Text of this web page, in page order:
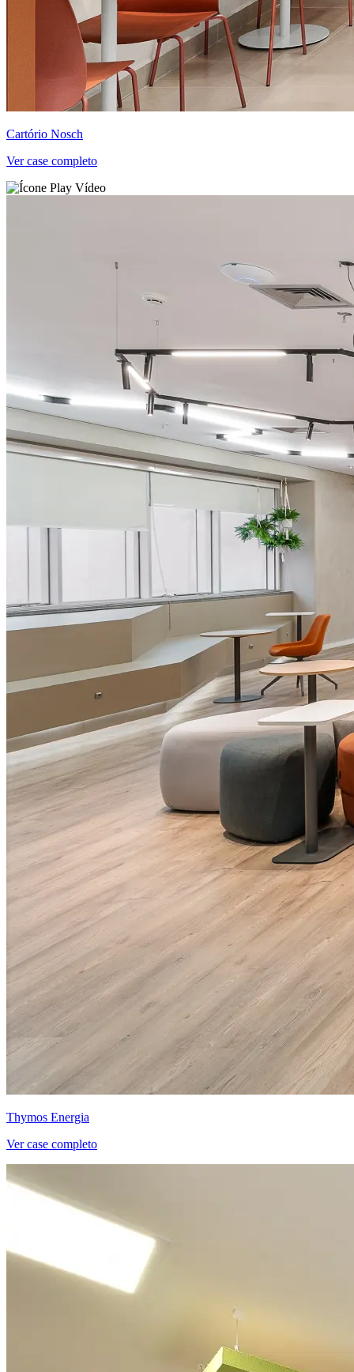
Cartório Nosch
Ver case completo
Thymos Energia
Ver case completo